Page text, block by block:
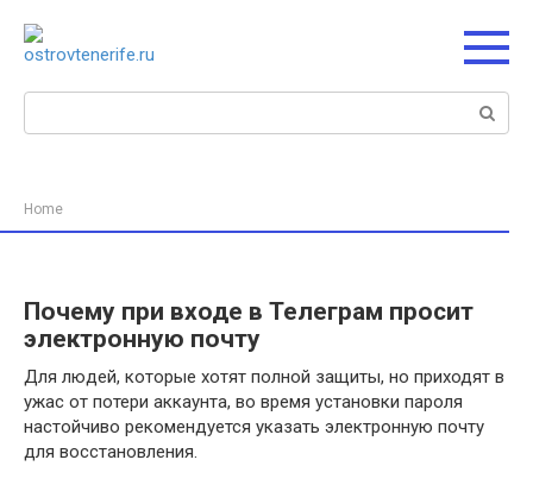
контенту
Поиск:
Home
Почему при входе в Телеграм просит
электронную почту
Для людей, которые хотят полной защиты, но приходят в
ужас от потери аккаунта, во время установки пароля
настойчиво рекомендуется указать электронную почту
для восстановления.